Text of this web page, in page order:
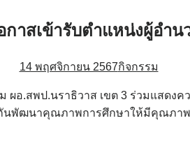
สเข้ารับตำแหน่งผู้อำน
14 พฤศจิกายน 2567กิจกรรม
ผอ.สพป.นราธิวาส เขต 3 ร่วมแสด
กันพัฒนาคุณภาพการศึกษาให้มีคุณภาพ